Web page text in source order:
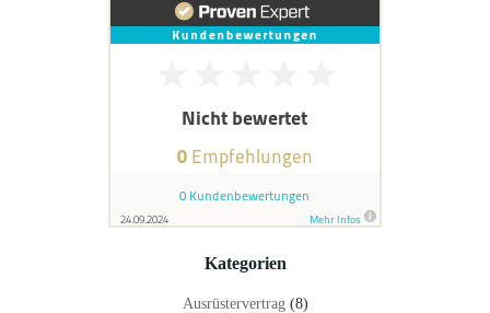
Kategorien
Ausrüstervertrag(8)